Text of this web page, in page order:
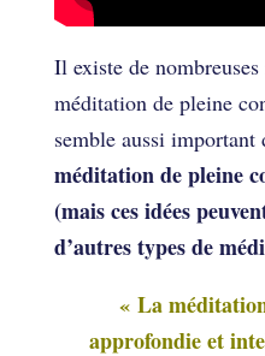
Il existe de
méditation de pleine
semble aussi important
méditation de pleine
(mais ces idées
d’autres types de
« La
approfondie et